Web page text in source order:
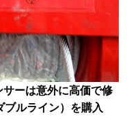
ーは意外に高価で修
ルライン）を購入